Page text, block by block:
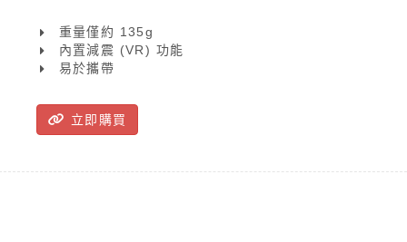
重量僅約 135g
內置減震 (VR) 功能
易於攜帶
立即購買